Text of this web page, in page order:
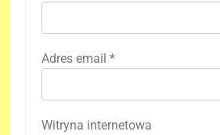
Adres email *
Witryna internetowa